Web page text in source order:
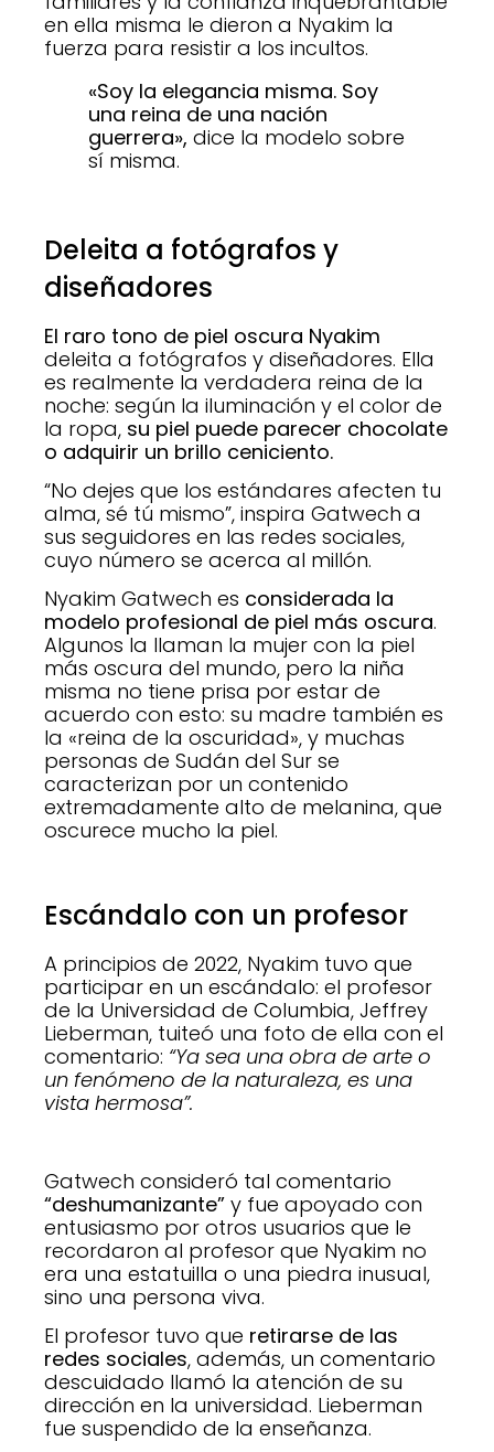
en ella misma le dieron a Nyakim la
fuerza para resistir a los incultos.
«Soy la elegancia misma. Soy
una reina de una nación
guerrera», dice la modelo sobre
sí misma.
Deleita a fotógrafos y
diseñadores
El raro tono de piel oscura Nyakim
deleita a fotógrafos y diseñadores. Ella
es realmente la verdadera reina de la
noche: según la iluminación y el color de
la ropa, su piel puede parecer chocolate
o adquirir un brillo ceniciento.
“No dejes que los estándares afecten tu
alma, sé tú mismo”, inspira Gatwech a
sus seguidores en las redes sociales,
cuyo número se acerca al millón.
Nyakim Gatwech es considerada la
modelo profesional de piel más oscura.
Algunos la llaman la mujer con la piel
más oscura del mundo, pero la niña
misma no tiene prisa por estar de
acuerdo con esto: su madre también es
la «reina de la oscuridad», y muchas
personas de Sudán del Sur se
caracterizan por un contenido
extremadamente alto de melanina, que
oscurece mucho la piel.
Escándalo con un profesor
A principios de 2022, Nyakim tuvo que
participar en un escándalo: el profesor
de la Universidad de Columbia, Jeffrey
Lieberman, tuiteó una foto de ella con el
comentario: “Ya sea una obra de arte o
un fenómeno de la naturaleza, es una
vista hermosa”.
Gatwech consideró tal comentario
“deshumanizante” y fue apoyado con
entusiasmo por otros usuarios que le
recordaron al profesor que Nyakim no
era una estatuilla o una piedra inusual,
sino una persona viva.
El profesor tuvo que retirarse de las
redes sociales, además, un comentario
descuidado llamó la atención de su
dirección en la universidad. Lieberman
fue suspendido de la enseñanza.